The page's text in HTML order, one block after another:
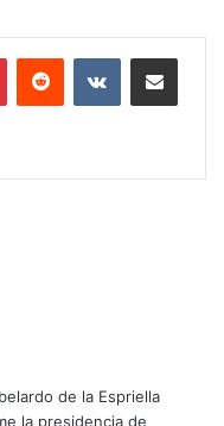
PinterestReddit VKontakteCompartir por mail